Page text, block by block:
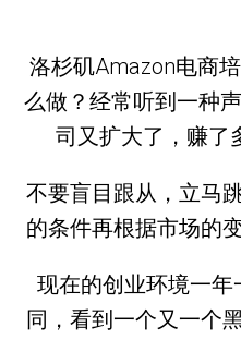
洛杉矶Amazon电商
么做？经常听到一种
司又扩大了，赚了
不要盲目跟从，立马
的条件再根据市场的
现在的创业环境一
同，看到一个又一个